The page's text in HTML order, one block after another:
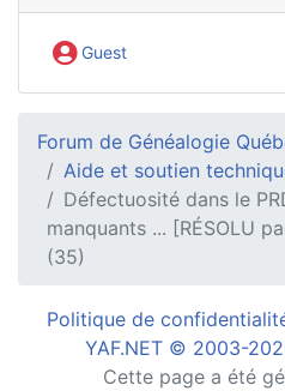
Guest
Forum de Généalogie
Aide et soutien
Défectuosité dans le
manquants ... [RÉSOLU
(35)
Politique de
YAF.NET © 2003-
Cette page a été